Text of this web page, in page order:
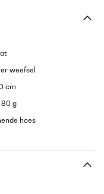
weefsel
cm
80 g
hoes